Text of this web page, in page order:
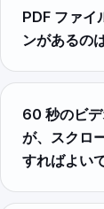
PDF ファイ
ンがあるの
60 秒のビ
が、スクロ
すればよい